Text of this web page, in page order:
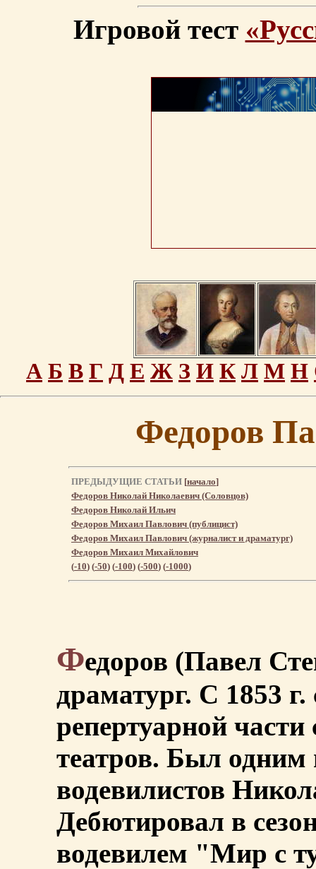
Игровой тест
А Б В Г Д Е Ж З И К Л М Н
Федоров
ПРЕДЫДУЩИЕ СТАТЬИ [начало]
Федоров Николай Николаевич (Соловцов)
Федоров Николай Ильич
Федоров Михаил Павлович (публицист)
Федоров Михаил Павлович (журналист и драматург)
Федоров Михаил Михайлович
(-10) (-50) (-100) (-500) (-1000)
Федоров (Павел
драматург. С 1853
репертуарной части
театров. Был одним
водевилистов
Дебютировал в
водевилем "Мир с